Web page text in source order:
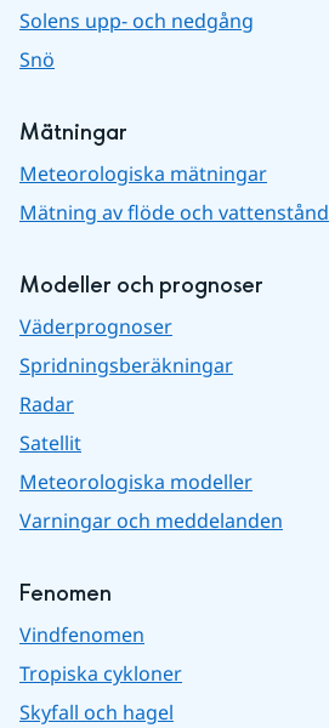
Solens upp- och nedgång
Snö
Mätningar
Meteorologiska mätningar
Mätning av flöde och vattenstånd
Modeller och prognoser
Väderprognoser
Spridningsberäkningar
Radar
Satellit
Meteorologiska modeller
Varningar och meddelanden
Fenomen
Vindfenomen
Tropiska cykloner
Skyfall och hagel